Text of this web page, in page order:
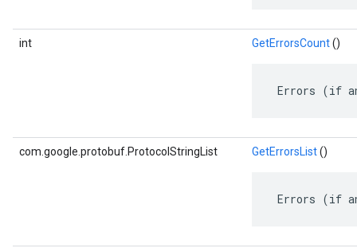
int GetErrorsCount()
Errors (if
com.google.protobuf.ProtocolStringList GetErrorsList()
Errors (if